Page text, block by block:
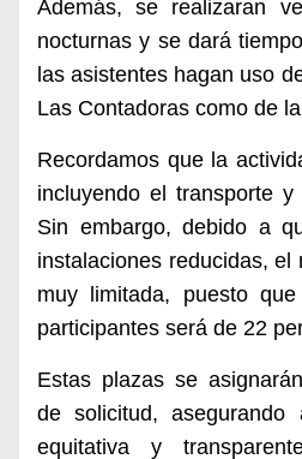
Además, se realizaran
nocturnas y se dará
las asistentes hagan uso
Las Contadoras como de
Recordamos que la
incluyendo el transporte
Sin embargo, debido a
instalaciones reducidas, el
muy limitada, puesto
participantes será de 22
Estas plazas se
de solicitud, asegurando
equitativa y